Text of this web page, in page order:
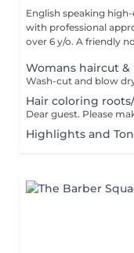
English speaking
with professional
over 6 y/o. A
Womans haircut &
Wash-cut and blow
Hair coloring
Highlights and